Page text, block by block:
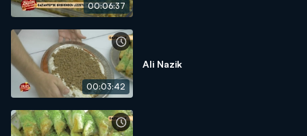
00:06:37
00:03:42
Ali Nazik